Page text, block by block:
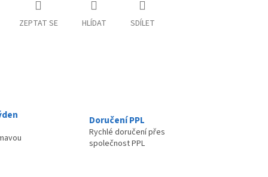
ZEPTAT SE HLÍDAT SDÍLET
Doručení PPL
Rychlé doručení přes
společnost PPL